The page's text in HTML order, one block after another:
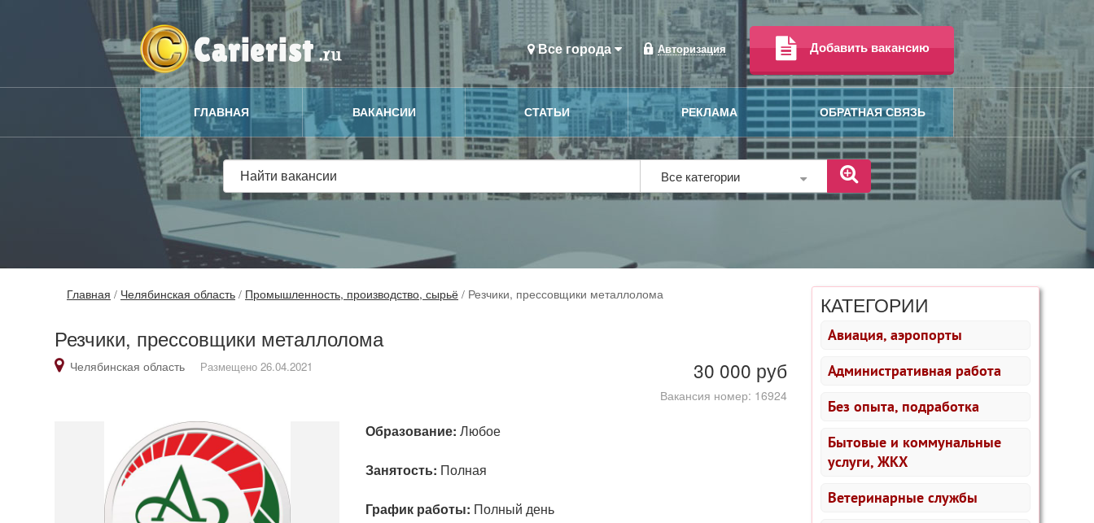
Все города Авторизация Добавить вакансию
ГЛАВНАЯ ВАКАНСИИ СТАТЬИ РЕКЛАМА ОБРАТНАЯ СВЯЗЬ
Все категории
КАТЕГОРИИ
Авиация, аэропорты
Административная работа
Без опыта, подработка
Бытовые и коммунальные
услуги, ЖКХ
Ветеринарные службы
Главная / Челябинская область / Промышленность, производство, сырьё / Резчики, прессовщики металлолома
Резчики, прессовщики металлолома
Челябинская область Размещено 26.04.2021 30 000 руб
Вакансия номер: 16924
Образование: Любое
Занятость: Полная
График работы: Полный день